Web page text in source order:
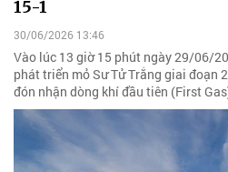
15-1
30/06/2026 13:46
Vào lúc 13 giờ 15 phút ngày 29/06/
phát triển mỏ Sư Tử Trắng giai đoạn
đón nhận dòng khí đầu tiên (First